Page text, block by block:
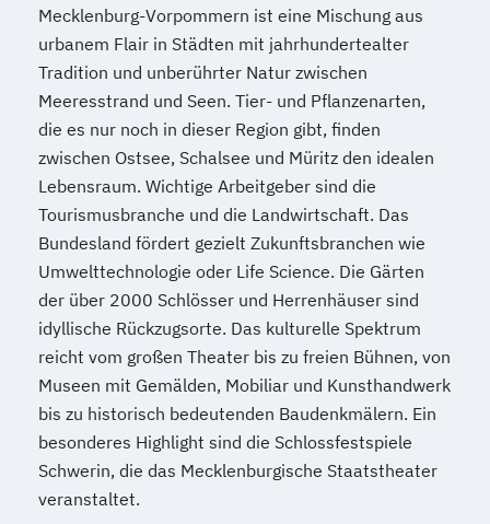
Wasserstofftechnologien
Weiterbildung IT Sicherheit Management
Wirtschaftsinformatik
Wirtschaftsingenieurwesen
Wirtschaftsingenieurwesen
Baumanagement
Wirtschaftsingenieurwesen Digitale
Produktion (B. Eng.) 6 oder 7 Semester
Wirtschaftsingenieurwesen Erneuerbare
Energien (B. Eng.) 6 oder 7 Semester
Wirtschaftsingenieurwesen Künstliche
Intelligenz (B. Eng.) 6 oder 7 Semester
Wirtschaftsingenieurwesen Lebensmittel
(B. Eng.) 6 oder 7 Semester
Wirtschaftsingenieurwesen Logistik (B.
Eng.) 6 ode 7 Semester
Wirtschaftsingenieurwesen für Ingenieure
Mecklenburg-Vorpommern ist eine Mischung aus
urbanem Flair in Städten mit jahrhundertealter
Tradition und unberührter Natur zwischen
Meeresstrand und Seen. Tier- und Pflanzenarten,
die es nur noch in dieser Region gibt, finden
zwischen Ostsee, Schalsee und Müritz den idealen
Lebensraum. Wichtige Arbeitgeber sind die
Tourismusbranche und die Landwirtschaft. Das
Bundesland fördert gezielt Zukunftsbranchen wie
Umwelttechnologie oder Life Science. Die Gärten
der über 2000 Schlösser und Herrenhäuser sind
idyllische Rückzugsorte. Das kulturelle Spektrum
reicht vom großen Theater bis zu freien Bühnen, von
Museen mit Gemälden, Mobiliar und Kunsthandwerk
bis zu historisch bedeutenden Baudenkmälern. Ein
besonderes Highlight sind die Schlossfestspiele
Schwerin, die das Mecklenburgische Staatstheater
veranstaltet.